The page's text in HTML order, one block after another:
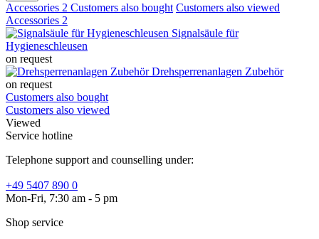
Accessories 2 Customers also bought Customers also viewed
Accessories 2
Signalsäule für
Hygieneschleusen
on request
Drehsperrenanlagen Zubehör
on request
Customers also bought
Customers also viewed
Viewed
Service hotline
Telephone support and counselling under:
+49 5407 890 0
Mon-Fri, 7:30 am - 5 pm
Shop service